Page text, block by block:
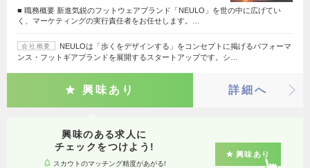
■ 職務概要 新進気鋭のフットウェアブランド「NEULO」を世の中に広げてい
く、マーケティングの実行責任者をお任せします。…
会社概要
NEULOは「歩くをデザインする」をコンセプトに掲げるパフォーマ
ンス・フットギアブランドを展開するスタートアップです。シ…
興味あり 詳細へ
興味のある求人に
チェックをつけよう!
スカウトのマッチング精度があがる!
興味あり